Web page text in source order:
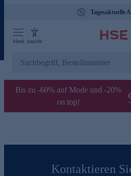
Tagesaktuelle
Menü Ansicht
Bis zu -60% auf Mode und -20%
on top!
Kontaktieren